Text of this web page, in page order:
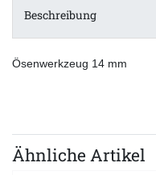
Beschreibung
Ösenwerkzeug 14 mm
Ähnliche Artikel